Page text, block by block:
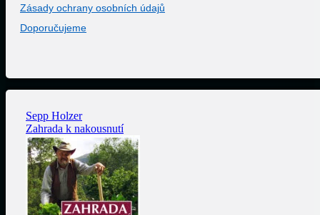
Zásady ochrany osobních údajů
Doporučujeme